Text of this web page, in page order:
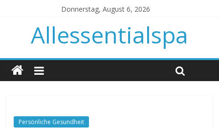
Donnerstag, August 6, 2026
Allessentialspa
Persönliche Gesundheit